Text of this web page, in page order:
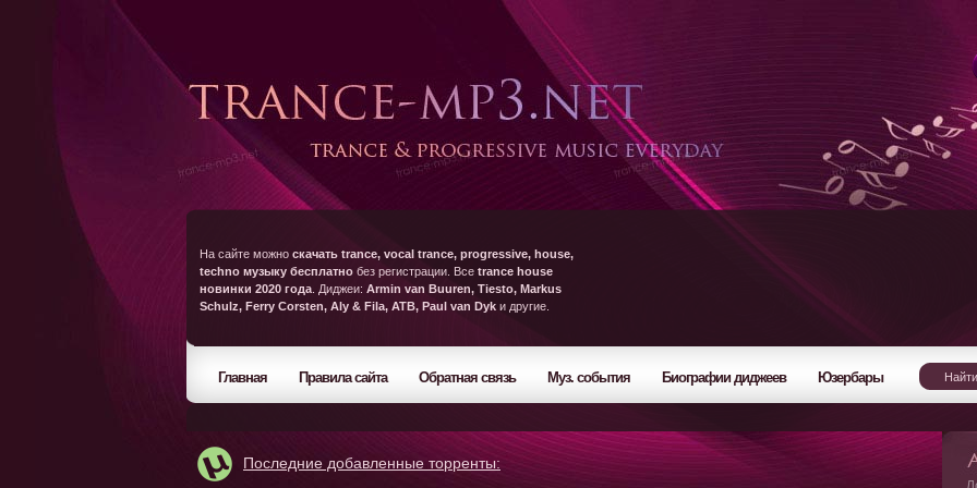
На сайте можно скачать trance, vocal trance, progressive, house,
techno музыку бесплатно без регистрации. Все trance house
новинки 2020 года . Диджеи: Armin van Buuren, Tiesto, Markus
Schulz, Ferry Corsten, Aly & Fila, ATB, Paul van Dyk и другие.
Главная Правила сайта Обратная связь Муз. события Биографии диджеев Юзербары
Последние добавленные торренты: